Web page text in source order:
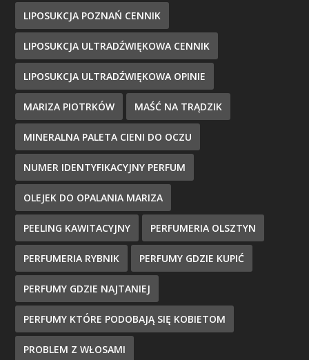
LIPOSUKCJA POZNAŃ CENNIK
LIPOSUKCJA ULTRADŹWIĘKOWA CENNIK
LIPOSUKCJA ULTRADŹWIĘKOWA OPINIE
MARIZA PIOTRKÓW MAŚĆ NA TRĄDZIK
MINERALNA PALETA CIENI DO OCZU
NUMER IDENTYFIKACYJNY PERFUM
OLEJEK DO OPALANIA MARIZA
PEELING KAWITACYJNY PERFUMERIA OLSZTYN
PERFUMERIA RYBNIK PERFUMY GDZIE KUPIĆ
PERFUMY GDZIE NAJTANIEJ
PERFUMY KTÓRE PODOBAJĄ SIĘ KOBIETOM
PROBLEM Z WŁOSAMI